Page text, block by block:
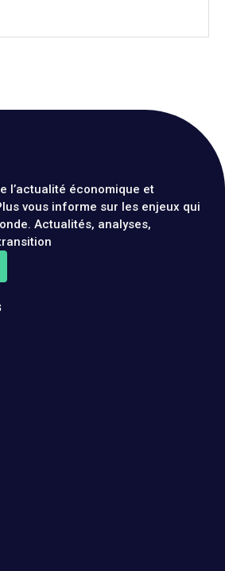
l’actualité économique et
vous informe sur les enjeux qui
Actualités, analyses,